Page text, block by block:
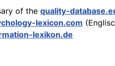
of the quality-
lexicon.com
lexikon.de